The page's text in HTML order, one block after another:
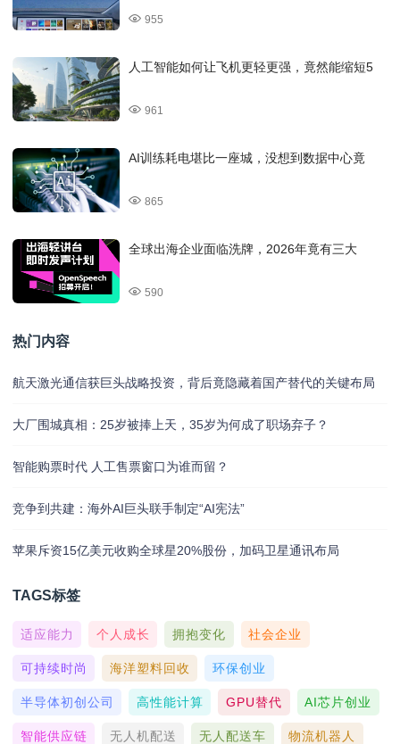
955
人工智能如何让飞机更轻更强，竟然能缩短5
961
AI训练耗电堪比一座城，没想到数据中心竟
865
全球出海企业面临洗牌，2026年竟有三大
590
热门内容
航天激光通信获巨头战略投资，背后竟隐藏着国产替代的关键布局
大厂围城真相：25岁被捧上天，35岁为何成了职场弃子？
智能购票时代 人工售票窗口为谁而留？
竞争到共建：海外AI巨头联手制定“AI宪法”
苹果斥资15亿美元收购全球星20%股份，加码卫星通讯布局
TAGS标签
适应能力 个人成长 拥抱变化 社会企业
可持续时尚 海洋塑料回收 环保创业
半导体初创公司 高性能计算 GPU替代 AI芯片创业
智能供应链 无人机配送 无人配送车 物流机器人